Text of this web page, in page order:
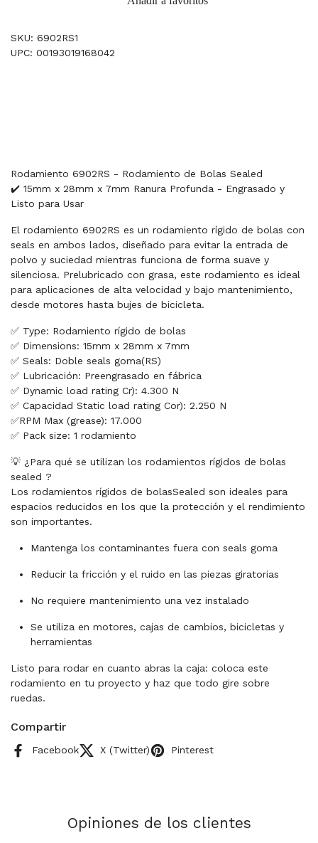
SKU: 6902RS1
UPC: 00193019168042
Rodamiento 6902RS - Rodamiento de Bolas Sealed
✔️ 15mm x 28mm x 7mm Ranura Profunda - Engrasado y
Listo para Usar
El rodamiento 6902RS es un rodamiento rígido de bolas con
seals en ambos lados, diseñado para evitar la entrada de
polvo y suciedad mientras funciona de forma suave y
silenciosa. Prelubricado con grasa, este rodamiento es ideal
para aplicaciones de alta velocidad y bajo mantenimiento,
desde motores hasta bujes de bicicleta.
✅ Type: Rodamiento rígido de bolas
✅ Dimensions: 15mm x 28mm x 7mm
✅ Seals: Doble seals goma(RS)
✅ Lubricación: Preengrasado en fábrica
✅ Dynamic load rating Cr): 4.300 N
✅ Capacidad Static load rating Cor): 2.250 N
✅RPM Max (grease): 17.000
✅ Pack size: 1 rodamiento
💡 ¿Para qué se utilizan los rodamientos rígidos de bolas
sealed ?
Los rodamientos rígidos de bolasSealed son ideales para
espacios reducidos en los que la protección y el rendimiento
son importantes.
Mantenga los contaminantes fuera con seals goma
Reducir la fricción y el ruido en las piezas giratorias
No requiere mantenimiento una vez instalado
Se utiliza en motores, cajas de cambios, bicicletas y
herramientas
Listo para rodar en cuanto abras la caja: coloca este
rodamiento en tu proyecto y haz que todo gire sobre
ruedas.
Compartir
Facebook X (Twitter) Pinterest
Opiniones de los clientes